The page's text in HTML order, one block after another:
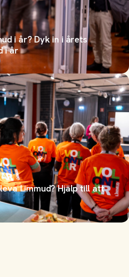
i år? Dyk in i årets
i år
Limmud? Hjälp till att